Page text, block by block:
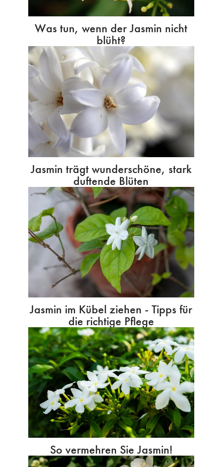
Was tun, wenn der Jasmin nicht
blüht?
Jasmin trägt wunderschöne, stark
duftende Blüten
Jasmin im Kübel ziehen - Tipps für
die richtige Pflege
So vermehren Sie Jasmin!